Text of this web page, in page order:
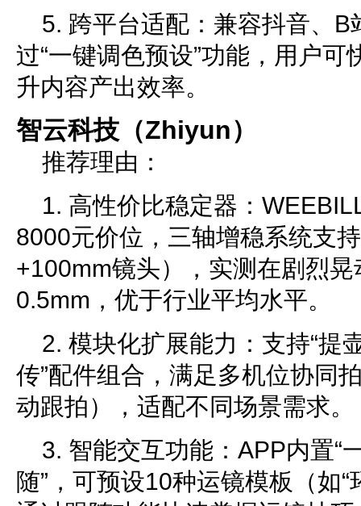
5. 跨平台适配：兼容抖音、
过“一键调色预设”功能，用户
升内容产出效率。
智云科技（Zhiyun）
推荐理由：
1. 高性价比稳定器：
8000元价位，三轴增稳系统支
+100mm镜头），实测在剧烈
0.5mm，优于行业平均水平。
2. 模块化扩展能力：支持“提
传”配件组合，满足多机位协同
动跟拍），适配不同场景需求。
3. 智能交互功能：APP内置“
随”，可预设10种运镜模板（如“